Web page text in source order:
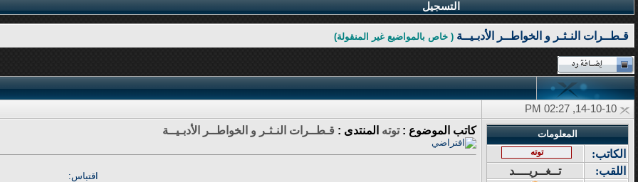
التسجيل
قـطــرات النـثـر و الخواطــر الأدبـيــة ( خاص بالمواضيع غير المنقولة)
المعلومات
الكاتب: توته
اللقب:
تــغــريــــد
كاتب الموضوع :توته المنتدى : قـطــرات النـثـر و الخواطــر الأدبـيــة
اقتباس: